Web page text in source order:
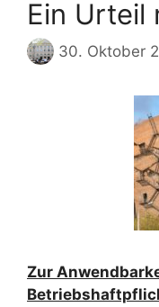
Ein Urteil
30. Oktober
Zur